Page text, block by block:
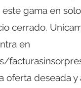
gama en
cerrado.
en
oferta deseada y